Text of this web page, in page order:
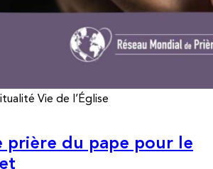
Vie de l’Église
prière du pape pour le